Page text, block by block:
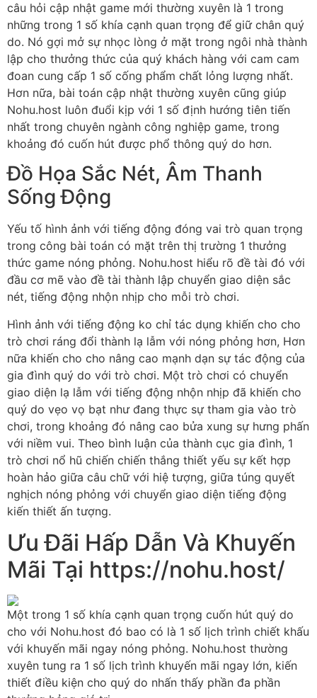
câu hỏi cập nhật game mới thường xuyên là 1 trong
những trong 1 số khía cạnh quan trọng để giữ chân quý
do. Nó gợi mở sự nhọc lòng ở mặt trong ngôi nhà thành
lập cho thưởng thức của quý khách hàng với cam cam
đoan cung cấp 1 số cống phẩm chất lỏng lượng nhất.
Hơn nữa, bài toán cập nhật thường xuyên cũng giúp
Nohu.host luôn đuổi kịp với 1 số định hướng tiên tiến
nhất trong chuyên ngành công nghiệp game, trong
khoảng đó cuốn hút được phổ thông quý do hơn.
Đồ Họa Sắc Nét, Âm Thanh
Sống Động
Yếu tố hình ảnh với tiếng động đóng vai trò quan trọng
trong công bài toán có mặt trên thị trường 1 thưởng
thức game nóng phỏng. Nohu.host hiểu rõ đề tài đó với
đầu cơ mẽ vào đề tài thành lập chuyển giao diện sắc
nét, tiếng động nhộn nhịp cho mỗi trò chơi.
Hình ảnh với tiếng động ko chỉ tác dụng khiến cho cho
trò chơi ráng đổi thành lạ lẫm với nóng phỏng hơn, Hơn
nữa khiến cho cho nâng cao mạnh dạn sự tác động của
gia đình quý do với trò chơi. Một trò chơi có chuyển
giao diện lạ lẫm với tiếng động nhộn nhịp đã khiến cho
quý do vẹo vọ bạt như đang thực sự tham gia vào trò
chơi, trong khoảng đó nâng cao bửa xung sự hưng phấn
với niềm vui. Theo bình luận của thành cục gia đình, 1
trò chơi nổ hũ chiến chiến thắng thiết yếu sự kết hợp
hoàn hảo giữa câu chữ với hiệ tượng, giữa túng quyết
nghịch nóng phỏng với chuyển giao diện tiếng động
kiến thiết ấn tượng.
Ưu Đãi Hấp Dẫn Và Khuyến
Mãi Tại https://nohu.host/
Một trong 1 số khía cạnh quan trọng cuốn hút quý do
cho với Nohu.host đó bao có là 1 số lịch trình chiết khấu
với khuyến mãi ngay nóng phỏng. Nohu.host thường
xuyên tung ra 1 số lịch trình khuyến mãi ngay lớn, kiến
thiết điều kiện cho quý do nhấn thấy phần đa phần